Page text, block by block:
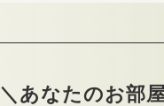
＼あなたのお部